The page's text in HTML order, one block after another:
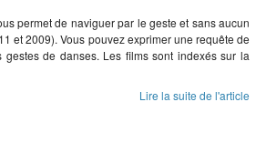
permet de naviguer par le geste et sans aucun
et 2009). Vous pouvez exprimer une requête de
de danses. Les films sont indexés sur la
Lire la suite de l'article